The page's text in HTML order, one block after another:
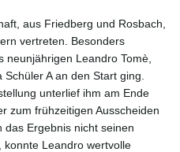
t
aus Friedberg und Rosbach,
vertreten. Besonders
neunjährigen Leandro Tomè,
A an den Start ging.
unterlief ihm am Ende
zum frühzeitigen Ausscheiden
das Ergebnis nicht seinen
Leandro wertvolle